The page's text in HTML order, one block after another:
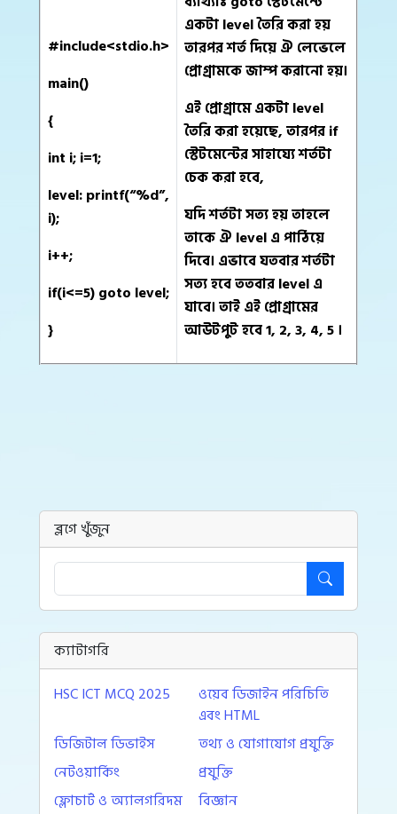
#include<stdio.h>
main()
{
int i; i=1;
level: printf(“%d”,
i);
i++;
if(i<=5) goto level;
}
একটা level তৈরি করা হয়
তারপর শর্ত দিয়ে ঐ লেভেলে
প্রোগ্রামকে জাম্প করানো হয়।
এই প্রোগ্রামে একটা level
তৈরি করা হয়েছে, তারপর if
স্টেটমেন্টের সাহায্যে শর্তটা
চেক করা হবে,
যদি শর্তটা সত্য হয় তাহলে
তাকে ঐ level এ পাঠিয়ে
দিবে। এভাবে যতবার শর্তটা
সত্য হবে ততবার level এ
যাবে। তাই এই প্রোগ্রামের
আউটপুট হবে 1, 2, 3, 4, 5 ।
ব্লগে খুঁজুন
ক্যাটাগরি
HSC ICT MCQ 2025
ওয়েব ডিজাইন পরিচিতি
এবং HTML
ডিজিটাল ডিভাইস
তথ্য ও যোগাযোগ প্রযুক্তি
নেটওয়ার্কিং
প্রযুক্তি
ফ্লোচার্ট ও অ্যালগরিদম
বিজ্ঞান